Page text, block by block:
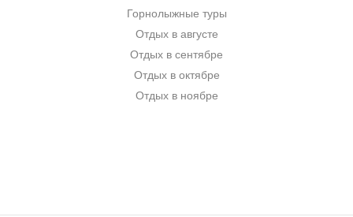
Горнолыжные туры
Отдых в августе
Отдых в сентябре
Отдых в октябре
Отдых в ноябре